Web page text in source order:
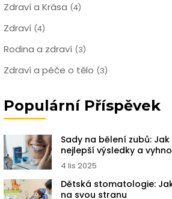
Zdraví a Krása (4)
Zdraví (4)
Rodina a zdraví (3)
Zdraví a péče o tělo (3)
Populární Příspěvek
Sady na bělení zubů:
nejlepší výsledky a
chybám
4 lis 2025
Dětská stomatologie:
na svou stranu